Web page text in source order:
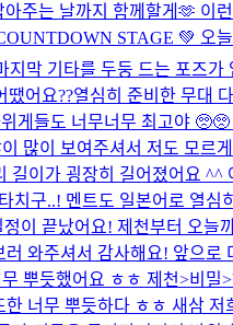
주는 날까지 함께할게🫶 이
STAGE 💚 오
막 기타를 두둥 드는 포즈가
어요??열심히 준비한 무대
들도 너무너무 최고야 🥺🥺
많이 보여주셔서 저도 모르
길이가 굉장히 길어졌어요 ^^
구..! 멘트도 일본어로 열심
이 끝났어요! 제천부터 오늘
와주셔서 감사해요! 앞으로
뿌듯했어요 ㅎㅎ 제천>비밀
너무 뿌듯하다 ㅎㅎ 새삼 저